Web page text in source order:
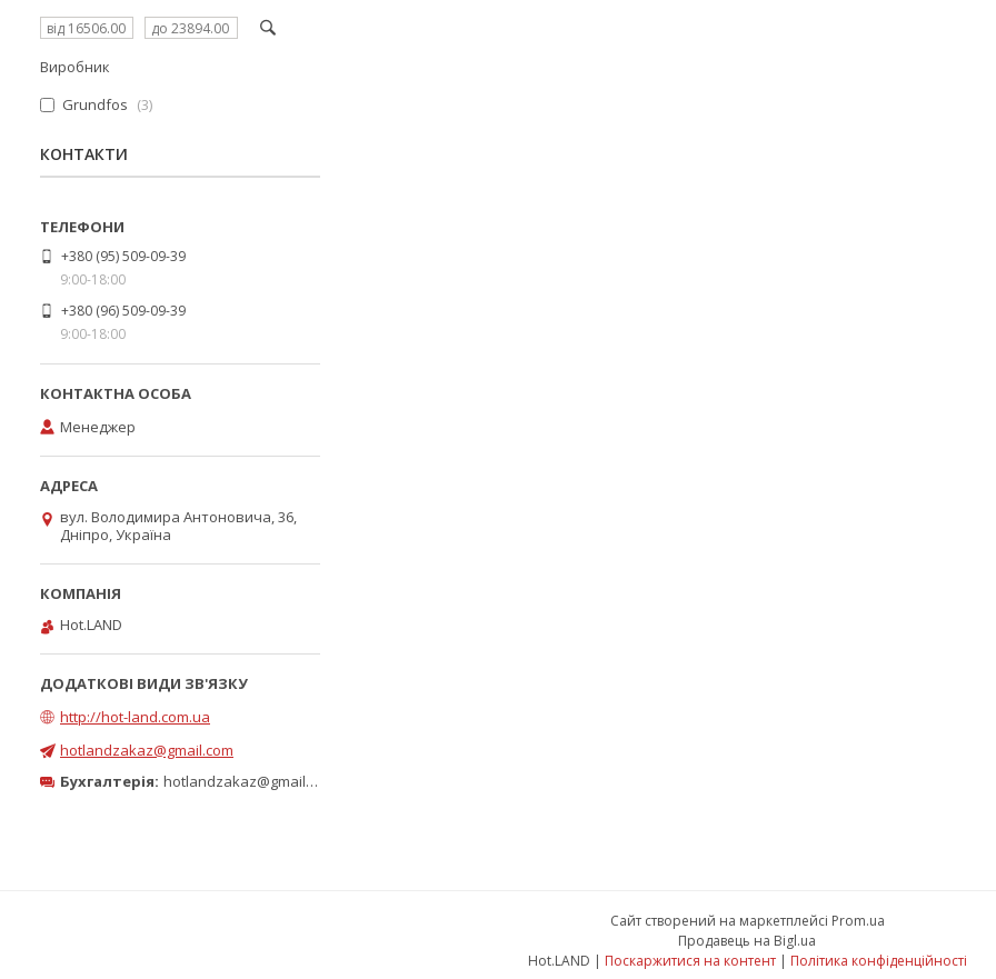
Виробник
Grundfos
3
КОНТАКТИ
+380 (95) 509-09-39
9:00-18:00
+380 (96) 509-09-39
9:00-18:00
Менеджер
вул. Володимира Антоновича, 36,
Дніпро, Україна
Hot.LAND
http://hot-land.com.ua
hotlandzakaz@gmail.com
Бухгалтерія: hotlandzakaz@gmail.com
Сайт створений на маркетплейсі Prom.ua
Продавець на Bigl.ua
Hot.LAND | Поскаржитися на контент | Політика конфіденційності